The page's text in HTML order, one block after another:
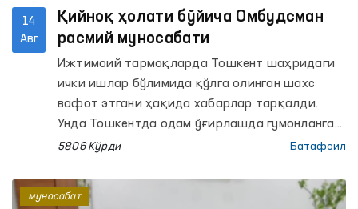
14
Авг
Қийноқ ҳолати бўйича Омбудсман
расмий муносабати
Ижтимоий тармоқларда Тошкент шаҳридаги
ички ишлар бўлимида қўлга олинган шахс
вафот этгани ҳақида хабарлар тарқалди.
Унда Тошкентда одам ўғирлашда гумонланган
2 шахс ушлангани ва улардан бири вафот
5806 Кўрди Батафсил
муносабат